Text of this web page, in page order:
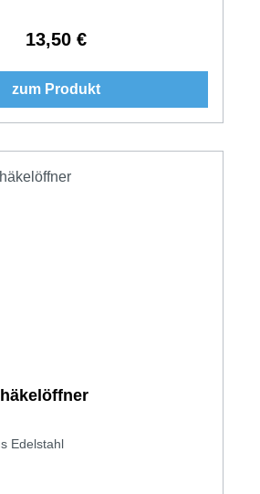
Regulärer Preis:
13,50 €
zum Produkt
Edelstahl